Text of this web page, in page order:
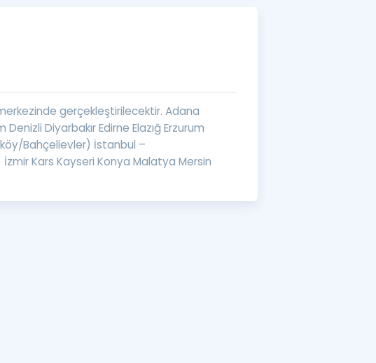
Gramer
Gramer ve Konu Anlatımı
gerçekleştirilecektir. Adana
Diyarbakır Edirne Elazığ Erzurum
Bahçelievler) İstanbul –
Kars Kayseri Konya Malatya Mersin